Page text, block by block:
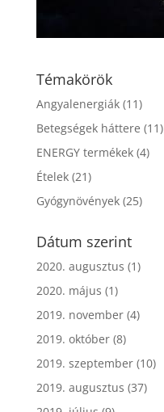
Témakörök
Angyalenergiák(11)
Betegségek háttere (11)
ENERGY termékek(4)
Ételek(21)
Gyógynövények(25)
Dátum szerint
2020. augusztus (1)
2020. május (1)
2019. november(4)
2019. október(8)
2019. szeptember(10)
2019. augusztus (37)